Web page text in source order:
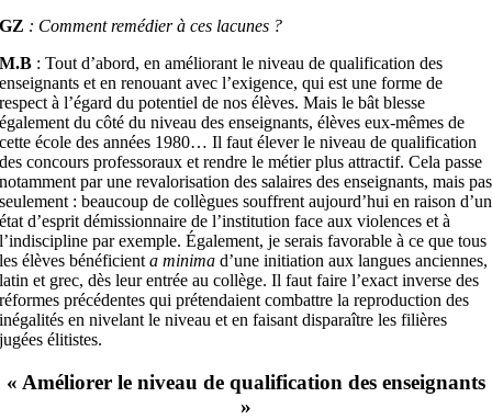
GZ : Comment remédier à ces lacunes ?
M.B : Tout d’abord, en améliorant le niveau de qualification des
enseignants et en renouant avec l’exigence, qui est une forme de
respect à l’égard du potentiel de nos élèves. Mais le bât blesse
également du côté du niveau des enseignants, élèves eux-mêmes de
cette école des années 1980… Il faut élever le niveau de qualification
des concours professoraux et rendre le métier plus attractif. Cela passe
notamment par une revalorisation des salaires des enseignants, mais pas
seulement : beaucoup de collègues souffrent aujourd’hui en raison d’un
état d’esprit démissionnaire de l’institution face aux violences et à
l’indiscipline par exemple. Également, je serais favorable à ce que tous
les élèves bénéficienta minima d’une initiation aux langues anciennes,
latin et grec, dès leur entrée au collège. Il faut faire l’exact inverse des
réformes précédentes qui prétendaient combattre la reproduction des
inégalités en nivelant le niveau et en faisant disparaître les filières
jugées élitistes.
« Améliorer le niveau de qualification des enseignants
»